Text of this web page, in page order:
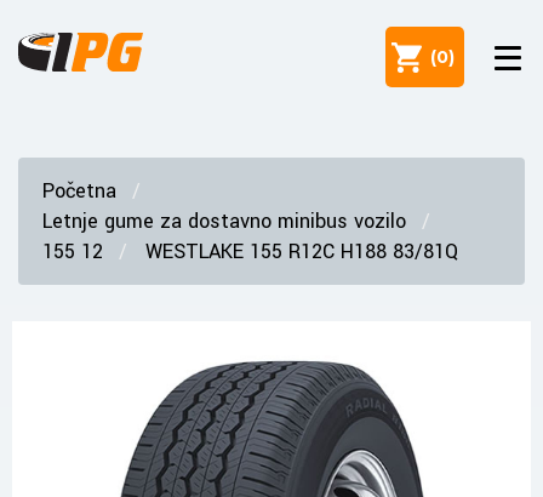
(0)
Početna
Letnje gume za dostavno minibus vozilo
155 12
WESTLAKE 155 R12C H188 83/81Q